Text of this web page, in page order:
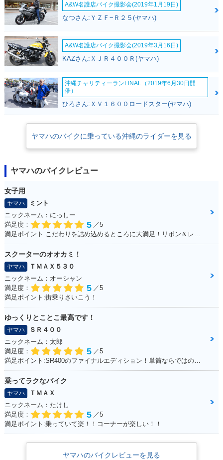
A&W名護店バイク撮影会(2019年1月19日)
なつさん:ＹＺＦ−Ｒ２５(ヤマハ)
A&W名護店バイク撮影会(2019年3月16日)
KAZさん:ＸＪＲ４００Ｒ(ヤマハ)
沖縄チャリティーランFINAL（2019年6月30日開
催）
ひろさん:ＸＶ１６００ロードスター(ヤマハ)
ヤマハのバイクに乗っている沖縄のライダーを見る
ヤマハのバイクレビュー
女子用
ヤマハ
ミント
ニックネーム：にっしー
満足度：
5 ／5
満足ポイント:こだわりを詰め込めるところに大満足！リボン＆レースの生地のシートがポイント！ ※今回のイベントでの撮影は、積載車等で移動をしており、 公道の走行はしておりません。
スクーターのオオカミ！
ヤマハ
ＴＭＡＸ５３０
ニックネーム：オーシャン
満足度：
5 ／5
満足ポイント:街乗りさいこう！
ゆっくりとことこ最高です！
ヤマハ
ＳＲ４００
ニックネーム：太郎
満足度：
5 ／5
満足ポイント:SR400のファイナルエディション！単筒ならではの振動が最高です！
乗ってラクなバイク
ヤマハ
ＴＭＡＸ
ニックネーム：たけし
満足度：
5 ／5
満足ポイント:乗っていて楽！！コーナーが楽しい！！
ヤマハのバイクレビューを見る